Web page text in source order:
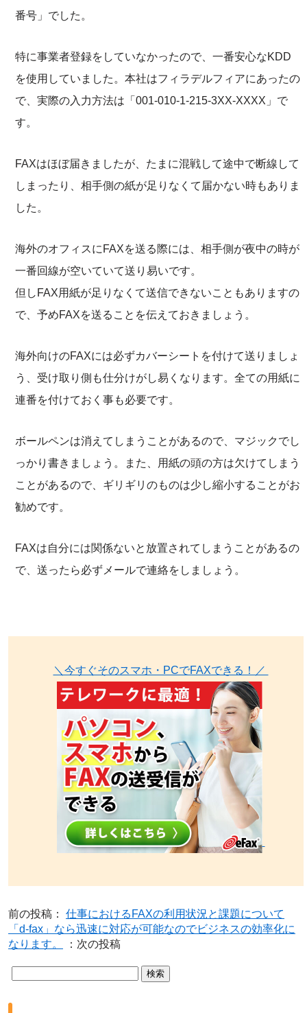
番号」でした。
特に事業者登録をしていなかったので、一番安心なKDD
を使用していました。本社はフィラデルフィアにあったの
で、実際の入力方法は「001-010-1-215-3XX-XXXX」で
す。
FAXはほぼ届きましたが、たまに混戦して途中で断線して
しまったり、相手側の紙が足りなくて届かない時もありま
した。
海外のオフィスにFAXを送る際には、相手側が夜中の時が
一番回線が空いていて送り易いです。
但しFAX用紙が足りなくて送信できないこともありますの
で、予めFAXを送ることを伝えておきましょう。
海外向けのFAXには必ずカバーシートを付けて送りましょ
う、受け取り側も仕分けがし易くなります。全ての用紙に
連番を付けておく事も必要です。
ボールペンは消えてしまうことがあるので、マジックでし
っかり書きましょう。また、用紙の頭の方は欠けてしまう
ことがあるので、ギリギリのものは少し縮小することがお
勧めです。
FAXは自分には関係ないと放置されてしまうことがあるの
で、送ったら必ずメールで連絡をしましょう。
＼今すぐそのスマホ・PCでFAXできる！／
前の投稿： 仕事におけるFAXの利用状況と課題について
「d-fax」なら迅速に対応が可能なのでビジネスの効率化に
なります。
：次の投稿